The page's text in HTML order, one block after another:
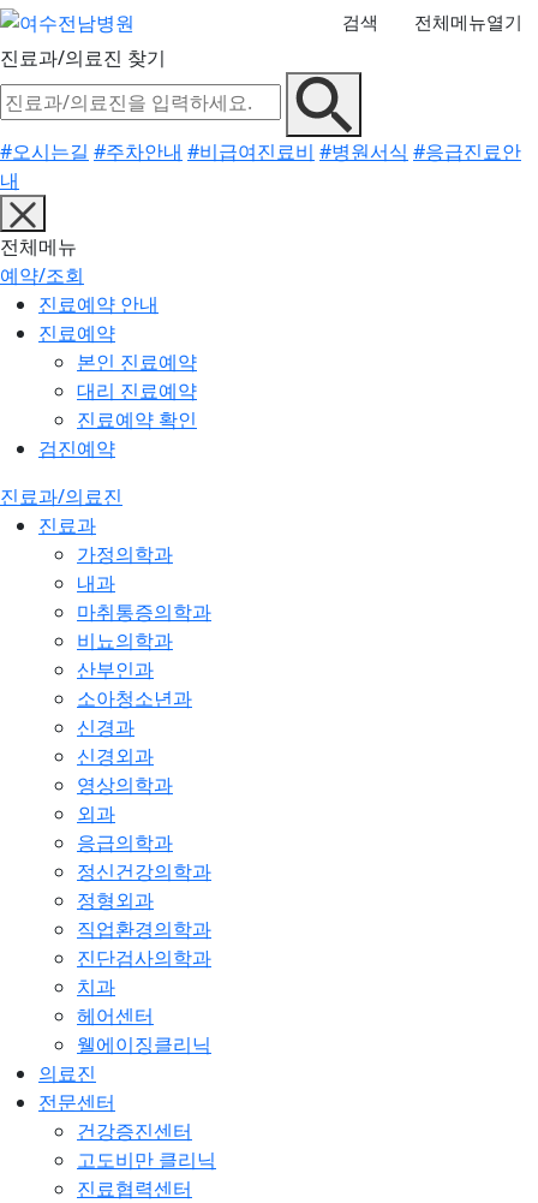
검색 전체메뉴열기
진료과/의료진 찾기
#오시는길 #주차안내 #비급여진료비 #병원서식 #응급진료안
내
전체메뉴
예약/조회
진료예약 안내
진료예약
본인 진료예약
대리 진료예약
진료예약 확인
검진예약
진료과/의료진
진료과
가정의학과
내과
마취통증의학과
비뇨의학과
산부인과
소아청소년과
신경과
신경외과
영상의학과
외과
응급의학과
정신건강의학과
정형외과
직업환경의학과
진단검사의학과
치과
헤어센터
웰에이징클리닉
의료진
전문센터
건강증진센터
고도비만 클리닉
진료협력센터